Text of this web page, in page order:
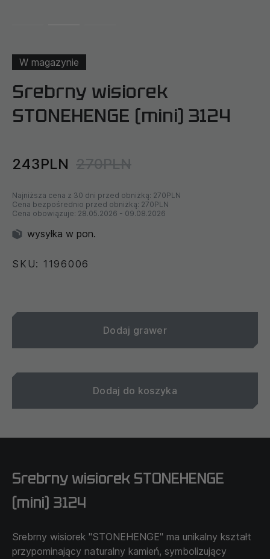
W magazynie
Srebrny wisiorek
STONEHENGE (mini) 3124
243PLN 270PLN
Najniższa cena z 30 dni przed obniżką: 270PLN
Cena bezpośrednio przed obniżką: 270PLN
Cena obowiązuje: 28.05.2026 - 09.08.2026
wysyłka w pon.
SKU: 1196006
Dodaj grawer
Dodaj do koszyka
Srebrny wisiorek STONEHENGE
(mini) 3124
Srebrny wisiorek "STONEHENGE" ma unikalny kształt
przypominający naturalny kamień, symbolizujący